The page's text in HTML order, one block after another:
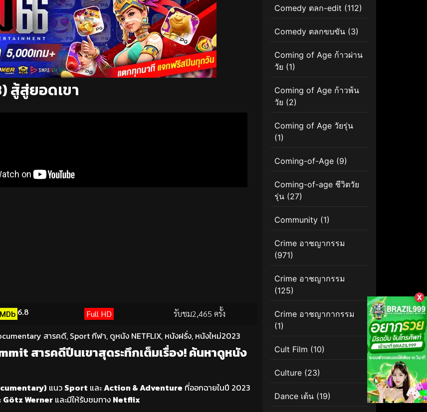
สู้สู่ยอดเขา
6.8 Full HD รับชม2,465 ครั้ง
สารคดี, Sport กีฬา, ดูหนัง NETFLIX, หนังฝรั่ง, หนังใหม่2023
สารคดีปีนเขาสุดระทึกเต็มเรื่อง! ค้นหาดูหนัง
แนว Sport และAction & Adventure ที่ออกฉายในปี 2023
Götz Werner และมีให้รับชมทาง Netflix
Comedy ตลก-edit (112)
Comedy ตลกขบขัน (3)
Coming of Age ก้าวผ่าน
วัย (1)
Coming of Age ก้าวพ้น
วัย (2)
Coming of Age วัยรุ่น
(1)
Coming-of-Age (9)
Coming-of-age ชีวิตวัย
รุ่น (27)
Community (1)
Crime อาชญากรรม
(971)
Crime อาชญากรรม
(125)
Crime อาชญากากรรม
(1)
Cult Film (10)
Culture (23)
Dance เต้น (19)
X